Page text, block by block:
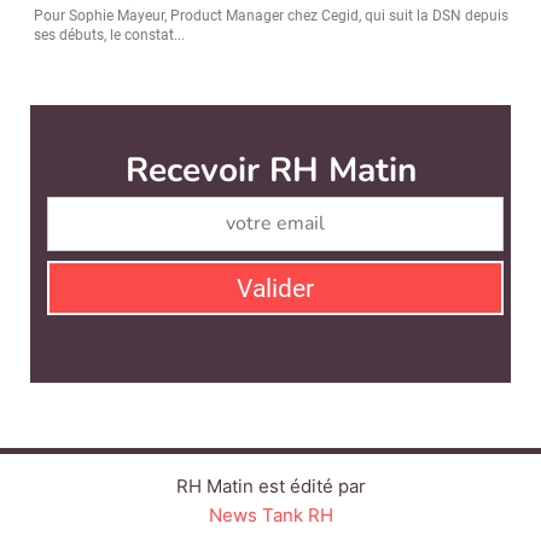
Pour Sophie Mayeur, Product Manager chez Cegid, qui suit la DSN depuis
ses débuts, le constat...
RH Matin est édité par
QUI SOMMES-NOUS ?
LINKEDINTWITTERFACEBOOK